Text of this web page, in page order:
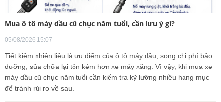
Mua ô tô máy dầu cũ chục năm tuổi, cần lưu ý gì?
05/08/2026 15:07
Tiết kiệm nhiên liệu là ưu điểm của ô tô máy dầu, song chi phí bảo
dưỡng, sửa chữa lại tốn kém hơn xe máy xăng. Vì vậy, khi mua xe
máy dầu cũ chục năm tuổi cần kiểm tra kỹ lưỡng nhiều hạng mục
để tránh rủi ro về sau.